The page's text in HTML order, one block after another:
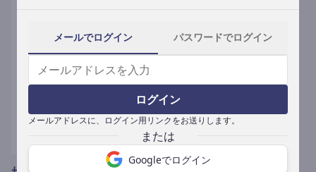
メールでログイン パスワードでログイン
ログイン
メールアドレスに、ログイン用リンクをお送りします。
Googleでログイン